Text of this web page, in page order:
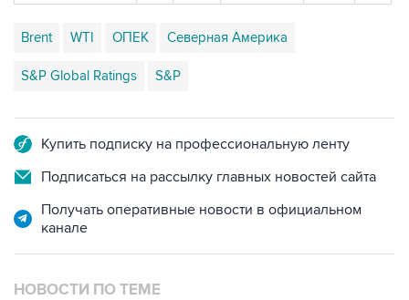
Brent WTI ОПЕК Северная Америка
S&P Global Ratings S&P
Купить подписку на профессиональную ленту
Подписаться на рассылку главных новостей сайта
Получать оперативные новости в официальном
канале
НОВОСТИ ПО ТЕМЕ